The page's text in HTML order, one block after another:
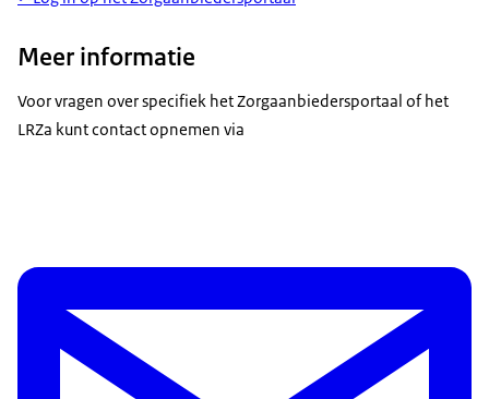
Meer informatie
Voor vragen over specifiek het Zorgaanbiedersportaal of het
LRZa kunt contact opnemen via